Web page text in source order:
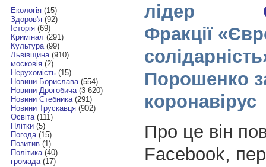
Екологія(15)
Здоров'я(92)
Історія(69)
Кримінал (291)
Культура(99)
Львівщина(910)
московія(2)
Нерухомість(15)
Новини Борислава(554)
Новини Дрогобича(3 620)
Новини Стебника(291)
Новини Трускавця(902)
Освіта(111)
Плітки(5)
Погода(15)
Позитив(1)
Політика(40)
громада(17)
лідер
Фракції
Порошенко
коронавірус
Про це він
Facebook,